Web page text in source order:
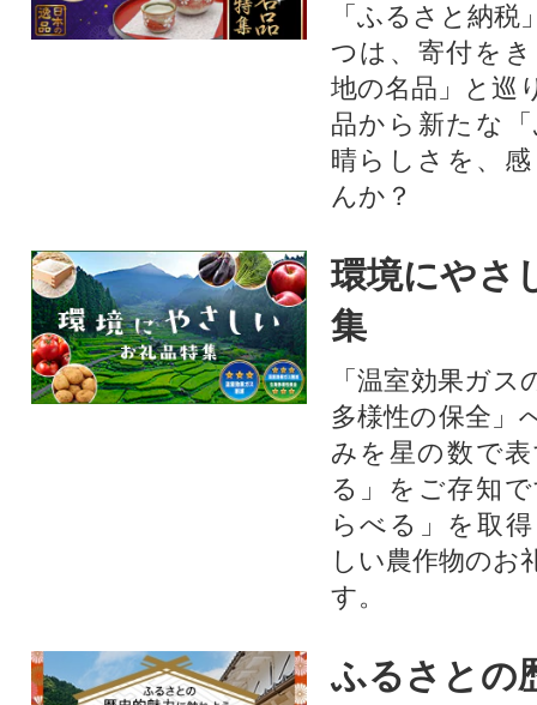
「ふるさと納
つは、寄付を
地の名品」と巡
品から新たな
晴らしさを、
んか？
環境にやさ
集
「温室効果ガ
多様性の保全」
みを星の数で
る」をご存知
らべる」を取
しい農作物のお
す。​
ふるさとの